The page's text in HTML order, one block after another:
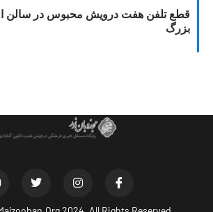
قطع تلفن هفت درویش محبوس در سالن
بزرگ